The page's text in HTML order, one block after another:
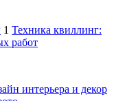
1 Техника квиллинг:
работ
интерьера и декор